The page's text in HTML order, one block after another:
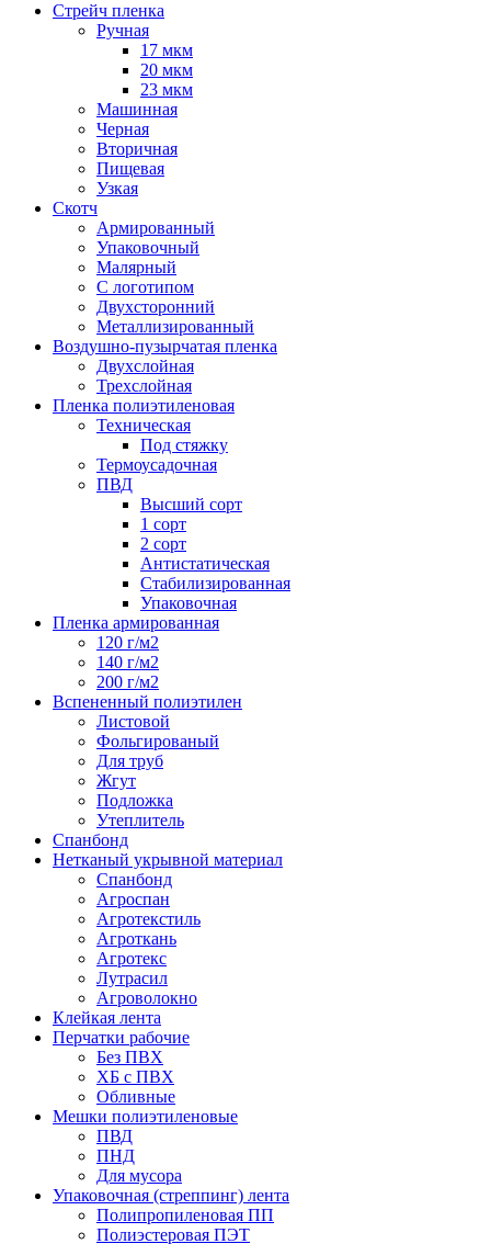
Стрейч пленка
Ручная
17 мкм
20 мкм
23 мкм
Машинная
Черная
Вторичная
Пищевая
Узкая
Скотч
Армированный
Упаковочный
Малярный
С логотипом
Двухсторонний
Металлизированный
Воздушно-пузырчатая пленка
Двухслойная
Трехслойная
Пленка полиэтиленовая
Техническая
Под стяжку
Термоусадочная
ПВД
Высший сорт
1 сорт
2 сорт
Антистатическая
Стабилизированная
Упаковочная
Пленка армированная
120 г/м2
140 г/м2
200 г/м2
Вспененный полиэтилен
Листовой
Фольгированый
Для труб
Жгут
Подложка
Утеплитель
Спанбонд
Нетканый укрывной материал
Спанбонд
Агроспан
Агротекстиль
Агроткань
Агротекс
Лутрасил
Агроволокно
Клейкая лента
Перчатки рабочие
Без ПВХ
ХБ с ПВХ
Обливные
Мешки полиэтиленовые
ПВД
ПНД
Для мусора
Упаковочная (стреппинг) лента
Полипропиленовая ПП
Полиэстеровая ПЭТ